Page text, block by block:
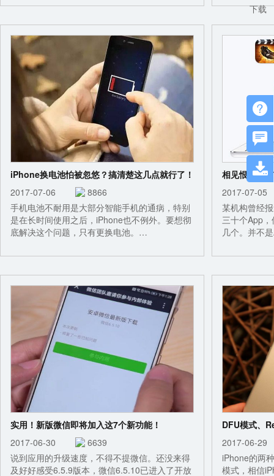
iPhone换电池怕被忽悠？搞清楚这几点就行了！
2017-07-06
8866
手机电池不耐用是大部分智能手机的通病，特别
是在长时间使用之后，iPhone也不例外。要想彻
底解决这个问题，只有更换电池。…
相见恨晚！
2017-
某机构曾经
三十个App
几个。并不
实用！新版微信即将加入这7个新功能！
2017-06-30
6639
说到应用的升级速度，不得不提微信。还没来得
及好好感受6.5.9版本，微信6.5.10已进入了开放
DFU模式、
2017-
iPhone的两
模式，相信



下载